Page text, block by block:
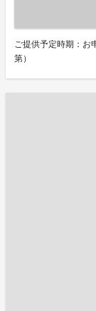
ご提供予定時期：お
第）